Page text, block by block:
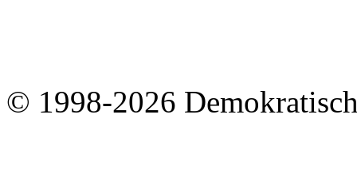
© 1998-2026